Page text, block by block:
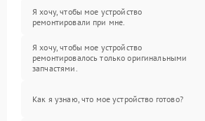
Я хочу, чтобы мое устройство
ремонтировали при мне.
Я хочу, чтобы мое устройство
ремонтировалось только оригинальными
запчастями.
Как я узнаю, что мое устройство готово?